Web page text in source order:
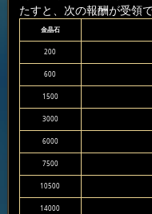
たすと、次の報酬が受領で
金晶石
200
600
1500
3000
6000
7500
10500
14000